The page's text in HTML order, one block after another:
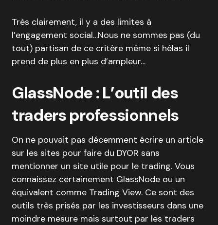
Très clairement, il y a des limites à
l’engagement social…Nous ne sommes pas (du
tout) partisan de ce critère même si hélas il
prend de plus en plus d’ampleur…
GlassNode : L’outil des
traders professionnels
On ne pouvait pas décemment écrire un article
sur les sites pour faire du DYOR sans
mentionner un site utile pour le trading. Vous
connaissez certainement GlassNode ou un
équivalent comme Trading View. Ce sont des
outils très prisés par les investisseurs dans une
moindre mesure mais surtout par les traders